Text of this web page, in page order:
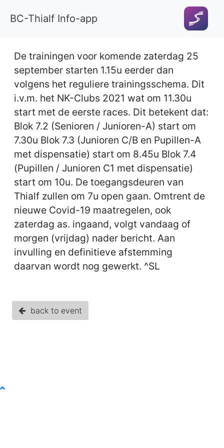
BC-Thialf Info-app
De trainingen voor komende zaterdag 25
september starten 1.15u eerder dan
volgens het reguliere trainingsschema. Dit
i.v.m. het NK-Clubs 2021 wat om 11.30u
start met de eerste races. Dit betekent dat:
Blok 7.2 (Senioren / Junioren-A) start om
7.30u Blok 7.3 (Junioren C/B en Pupillen-A
met dispensatie) start om 8.45u Blok 7.4
(Pupillen / Junioren C1 met dispensatie)
start om 10u. De toegangsdeuren van
Thialf zullen om 7u open gaan. Omtrent de
nieuwe Covid-19 maatregelen, ook
zaterdag as. ingaand, volgt vandaag of
morgen (vrijdag) nader bericht. Aan
invulling en definitieve afstemming
daarvan wordt nog gewerkt. ^SL
back to event